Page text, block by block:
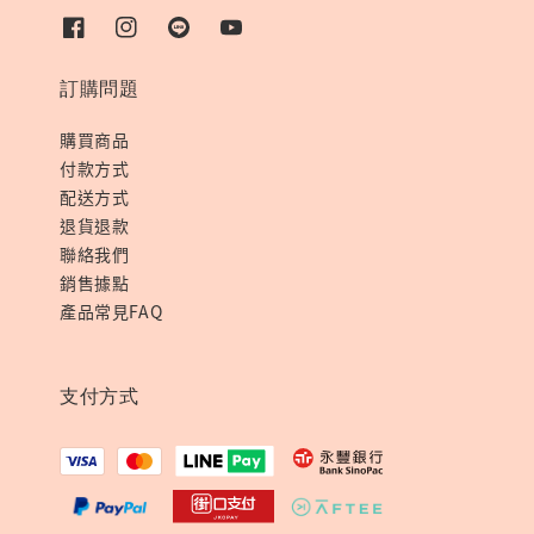
訂購問題
購買商品
付款方式
配送方式
退貨退款
聯絡我們
銷售據點
產品常見FAQ
支付方式